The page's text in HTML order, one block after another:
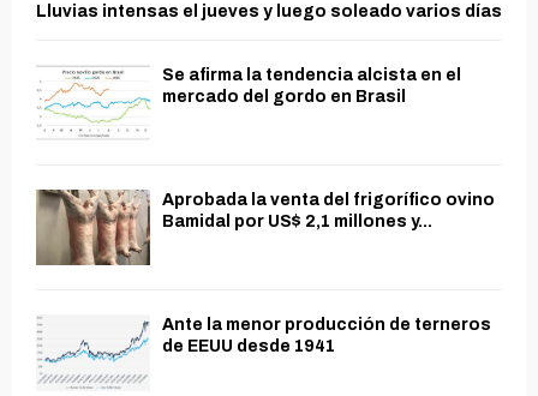
Lluvias intensas el jueves y luego soleado varios días
Se afirma la tendencia alcista en el
mercado del gordo en Brasil
Aprobada la venta del frigorífico ovino
Bamidal por US$ 2,1 millones y...
Ante la menor producción de terneros
de EEUU desde 1941